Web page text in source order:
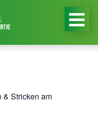
& Stricken am